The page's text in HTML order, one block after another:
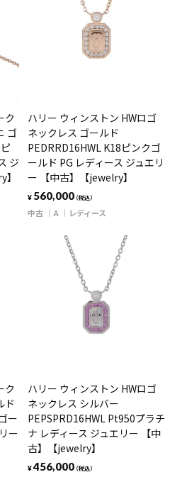
ク
ゴ
ジ
ハリー ウィンストン HWロゴ
ネックレス ゴールド
PEDRRD16HWL K18ピンクゴ
ールド PG レディース ジュエリ
ー 【中古】【jewelry】
¥ 560,000（税込）
中古 A レディース
ク
ド
ー
ー
ハリー ウィンストン HWロゴ
ネックレス シルバー
PEPSPRD16HWL Pt950プラチ
ナ レディース ジュエリー 【中
古】【jewelry】
¥456,000（税込）